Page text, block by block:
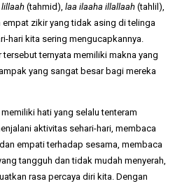
(tahmid), laa ilaaha illallaah (tahlil),
zikir yang tidak asing di telinga
hari kita sering mengucapkannya.
ternyata memiliki makna yang
yang sangat besar bagi mereka
hati yang selalu tenteram
aktivitas sehari-hari, membaca
empati terhadap sesama, membaca
tangguh dan tidak mudah menyerah,
rasa percaya diri kita. Dengan